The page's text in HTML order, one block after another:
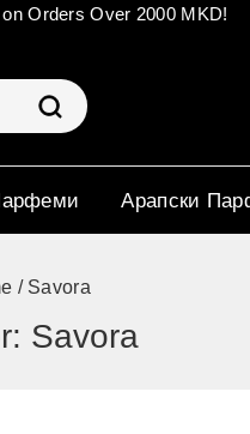
Orders Over 2000 MKD!
Арапски
/ Savora
Savora